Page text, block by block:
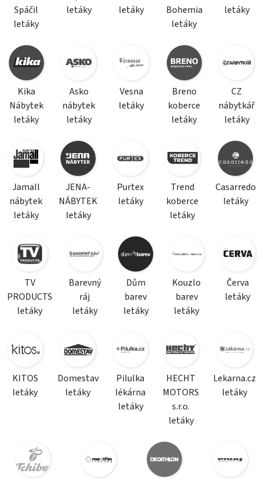
Spáčil
letáky
letáky
letáky
Bohemia
letáky
letáky
Kika
Nábytek
letáky
Asko
nábytek
letáky
Vesna
letáky
Breno
koberce
letáky
CZ
nábytkář
letáky
Jamall
nábytek
letáky
JENA-
NÁBYTEK
letáky
Purtex
letáky
Trend
koberce
letáky
Casarredo
letáky
TV
PRODUCTS
letáky
Barevný
ráj
letáky
Dům
barev
letáky
Kouzlo
barev
letáky
Červa
letáky
KITOS
letáky
Domestav
letáky
Pilulka
lékárna
letáky
HECHT
MOTORS
s.r.o.
letáky
Lekarna.cz
letáky